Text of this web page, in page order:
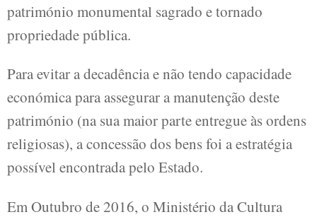
património monumental sagrado e tornado
propriedade pública.
Para evitar a decadência e não tendo capacidade
económica para assegurar a manutenção deste
património (na sua maior parte entregue às ordens
religiosas), a concessão dos bens foi a estratégia
possível encontrada pelo Estado.
Em Outubro de 2016, o Ministério da Cultura